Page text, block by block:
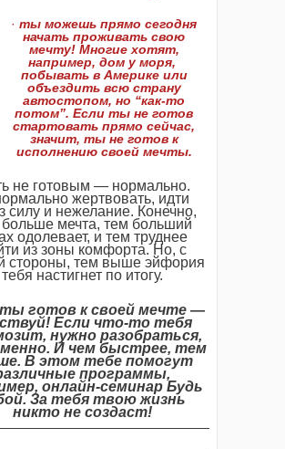
· ты можешь прямо сегодня
начать проживать свою
мечту! Многие хотят,
например, дом у моря,
побывать в Америке или
объездить всю страну
автостопом, но “как-то
потом”. Если ты не готов
стартовать прямо сейчас,
значит, ты не готов к
исполнению своей мечты.
не готовым — нормально.
жертвовать, идти
силу и нежелание. Конечно,
мечта, тем больший
одолевает, и тем труднее
из зоны комфорта. Но, с
стороны, тем выше эйфория
тебя настигнет по итогу.
готов к своей мечте —
Если что-то тебя
нужно разобраться,
И чем быстрее, тем
В этом тебе помогут
программы,
онлайн-семинар Будь
За тебя твою жизнь
никто не создаст!